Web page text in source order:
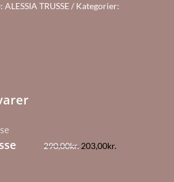
ALESSIA TRUSSE
Kategorier:
290,00kr. Den
203,00kr.